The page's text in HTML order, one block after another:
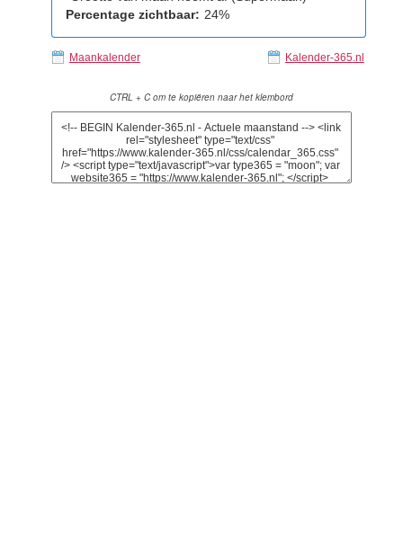
Percentage zichtbaar: 24%
Maankalender Kalender-365.nl
CTRL + C om te kopiëren naar het klembord